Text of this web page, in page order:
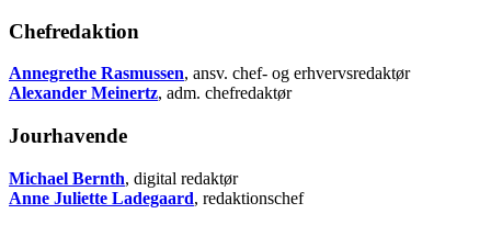
Chefredaktion
Annegrethe Rasmussen, ansv. chef- og erhvervsredaktør
Alexander Meinertz, adm. chefredaktør
Jourhavende
Michael Bernth, digital redaktør
Anne Juliette Ladegaard, redaktionschef